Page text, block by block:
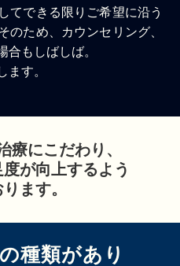
てできる限りご希望に沿う
のため、カウンセリング、
合もしばしば。
ます。
療にこだわり、
が向上するよう
ます。
種類があり